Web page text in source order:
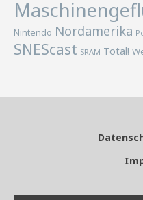
Nintendo Nordamerika
SNEScast SRAM Total!